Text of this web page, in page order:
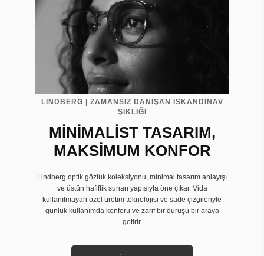
LINDBERG | ZAMANSIZ DANIŞAN İSKANDİNAV
ŞIKLIĞI
MİNİMALİST TASARIM,
MAKSİMUM KONFOR
Lindberg optik gözlük koleksiyonu, minimal tasarım anlayışı
ve üstün hafiflik sunan yapısıyla öne çıkar. Vida
kullanılmayan özel üretim teknolojisi ve sade çizgileriyle
günlük kullanımda konforu ve zarif bir duruşu bir araya
getirir.